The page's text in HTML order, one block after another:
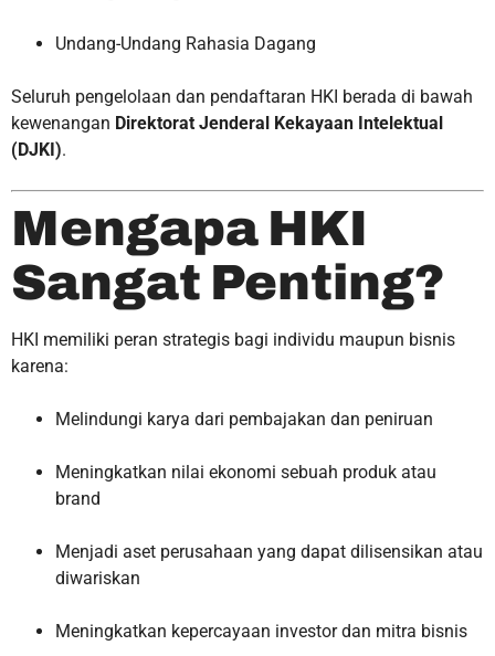
Undang-Undang Rahasia Dagang
Seluruh pengelolaan dan pendaftaran HKI berada di bawah
kewenangan Direktorat Jenderal Kekayaan Intelektual
(DJKI).
Mengapa HKI
Sangat Penting?
HKI memiliki peran strategis bagi individu maupun bisnis
karena:
Melindungi karya dari pembajakan dan peniruan
Meningkatkan nilai ekonomi sebuah produk atau
brand
Menjadi aset perusahaan yang dapat dilisensikan atau
diwariskan
Meningkatkan kepercayaan investor dan mitra bisnis